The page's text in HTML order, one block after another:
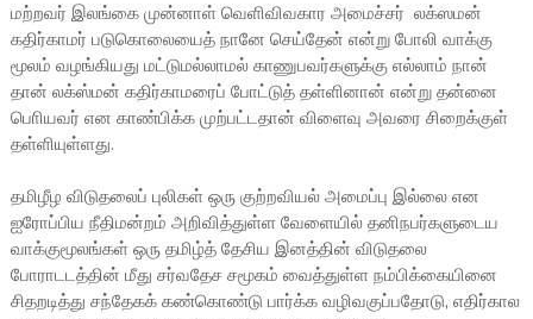
மற்றவர் இலங்கை முன்னாள் வெளிவிவகார அமைச்சர் லக்ஸமன்
கதிர்காமர் படுகொலையைத் நானே செய்தேன் என்று போலி வாக்கு
மூலம் வழங்கியது மட்டுமல்லாமல் காணுபவர்களுக்கு எல்லாம் நான்
தான் லக்ஸ்மன் கதிர்காமரைப் போட்டுத் தள்ளினான் என்று தன்னை
பொியவர் என காண்பிக்க முற்பட்டதான் விளைவு அவரை சிறைக்குள்
தள்ளியுள்ளது.
தமிழீழ விடுதலைப் புலிகள் ஒரு குற்றவியல் அமைப்பு இல்லை என
ஐரோப்பிய நீதிமன்றம் அறிவித்துள்ள வேளையில் தனிநபர்களுடைய
வாக்குமூலங்கள் ஒரு தமிழ்த் தேசிய இனத்தின் விடுதலை
போராடடத்தின் மீது சர்வதேச சமூகம் வைத்துள்ள நம்பிக்கையினை
சிதறடித்து சந்தேகக் கண்கொண்டு பார்க்க வழிவகுப்பதோடு, எதிர்கால